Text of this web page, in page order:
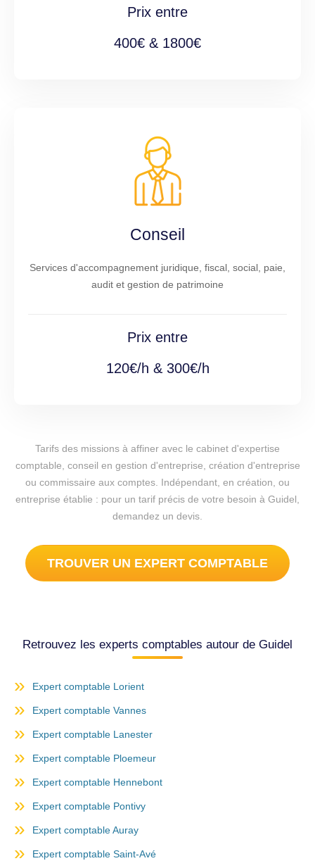
Prix entre
400€ & 1800€
Conseil
Services d'accompagnement juridique, fiscal, social, paie,
audit et gestion de patrimoine
Prix entre
120€/h & 300€/h
Tarifs des missions à affiner avec le cabinet d'expertise
comptable, conseil en gestion d'entreprise, création d'entreprise
ou commissaire aux comptes. Indépendant, en création, ou
entreprise établie : pour un tarif précis de votre besoin à Guidel,
demandez un devis.
TROUVER UN EXPERT COMPTABLE
Retrouvez les experts comptables autour de Guidel
Expert comptable Lorient
Expert comptable Vannes
Expert comptable Lanester
Expert comptable Ploemeur
Expert comptable Hennebont
Expert comptable Pontivy
Expert comptable Auray
Expert comptable Saint-Avé